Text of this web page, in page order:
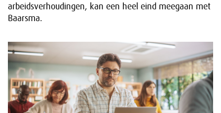
arbeidsverhoudingen, kan een heel eind meegaan met
Baarsma.